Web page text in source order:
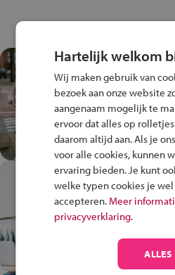
Test je
Fiets
Speel het
en win een
In de
plek!
Ontdek via
op de
anders is!
Hartelijk welkom
Wij maken gebruik van
bezoek aan onze website
aangenaam mogelijk te
ervoor dat alles op
daarom altijd aan. Als je
voor alle cookies, kunnen
ervaring bieden. Je kunt
welke typen cookies je
accepteren. Meer
privacyverklaring.
ALLES